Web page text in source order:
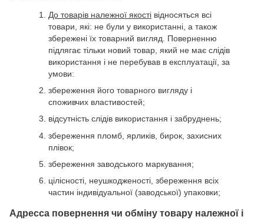
До товарів належної якості відносяться всі
товари, які: не були у використанні, а також
збережені їх товарний вигляд. Поверненню
підлягає тільки новий товар, який не має слідів
використання і не перебував в експлуатації, за
умови:
збереження його товарного вигляду і
споживчих властивостей;
відсутність слідів використання і забруднень;
збереження пломб, ярликів, бирок, захисних
плівок;
збереження заводського маркування;
цілісності, неушкодженості, збереження всіх
частин індивідуальної (заводської) упаковки;
Адресса повернення чи обміну товару належної і